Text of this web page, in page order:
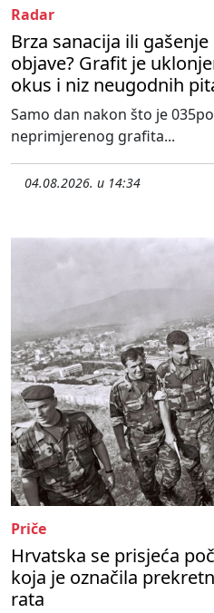
Radar
Brza sanacija ili
objave? Grafit je
okus i niz neugodnih
Samo dan nakon što je
neprimjerenog grafita...
04.08.2026. u 14:34
Priče
Hrvatska se prisjeća
koja je označila
rata